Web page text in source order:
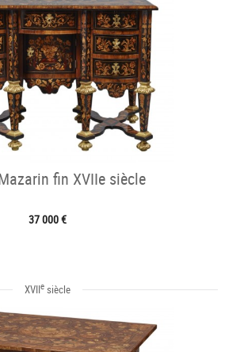
fin XVIIe siècle
37 000 €
XVIIesiècle